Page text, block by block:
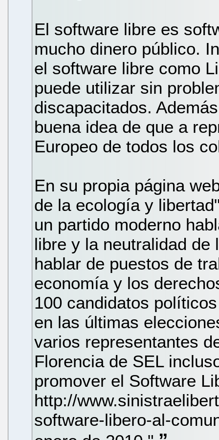
El software libre es
mucho dinero público.
el software libre como
puede utilizar sin
discapacitados.
buena idea de que a
Europeo de todos los
En su propia página
de la ecología y
un partido moderno
libre y la neutralidad de
hablar de puestos de
economía y los
100 candidatos
en las últimas
varios representantes
Florencia de SEL
promover el Software
http://
software-libero-al-